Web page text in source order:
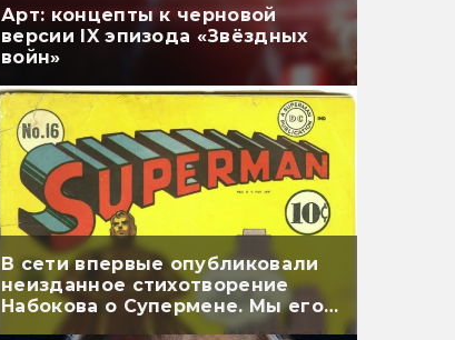
Арт: концепты к черновой
версии IX эпизода «Звёздных
войн»
В сети впервые опубликовали
неизданное стихотворение
Набокова о Супермене. Мы его
перевели